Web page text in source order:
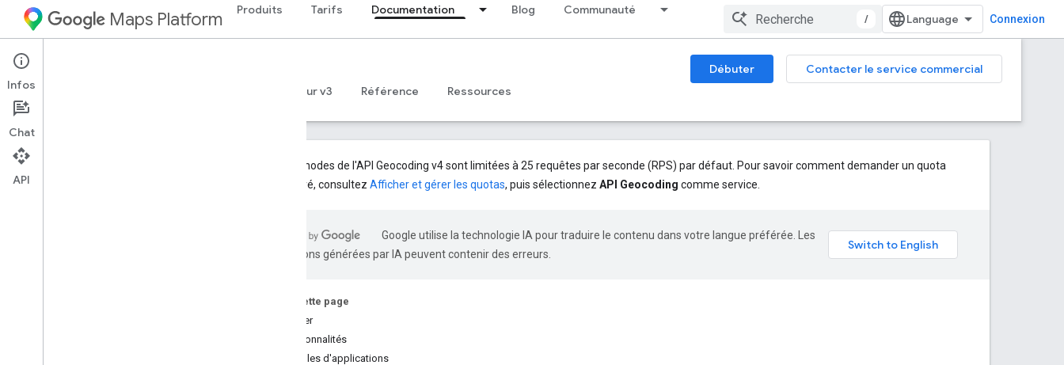
Maps Platform Produits Tarifs Documentation Blog Communauté
/ Connexion
Web Services Débuter
Contacter le service commercial
Guides du développeur v4
Guides du développeur v3 Référence Ressources
Les méthodes de l'API Geocoding v4 sont limitées à 25 requêtes par seconde (RPS) par défaut. Pour savoir comment demander un quota
plus élevé, consultez Afficher et gérer les quotas, puis sélectionnez API Geocoding comme service.
Google utilise la technologie IA pour traduire le contenu dans votre langue préférée. Les
traductions générées par IA peuvent contenir des erreurs.
Sur cette page
Débuter
Fonctionnalités
Exemples d'applications
Infos
Chat
API